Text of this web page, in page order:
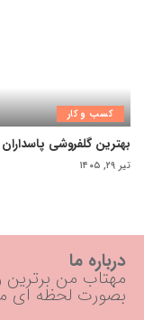
کسب و کار
بهترین گلفروشی
تیر ۲۹, ۱۴۰۵
درباره ما
مهتاب من برترین
بصورت لحظه ای